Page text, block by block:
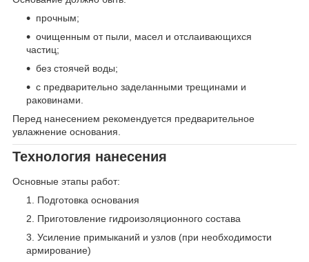
прочным;
очищенным от пыли, масел и отслаивающихся
частиц;
без стоячей воды;
с предварительно заделанными трещинами и
раковинами.
Перед нанесением рекомендуется предварительное
увлажнение основания.
Технология нанесения
Основные этапы работ:
Подготовка основания
Приготовление гидроизоляционного состава
Усиление примыканий и узлов (при необходимости
армирование)